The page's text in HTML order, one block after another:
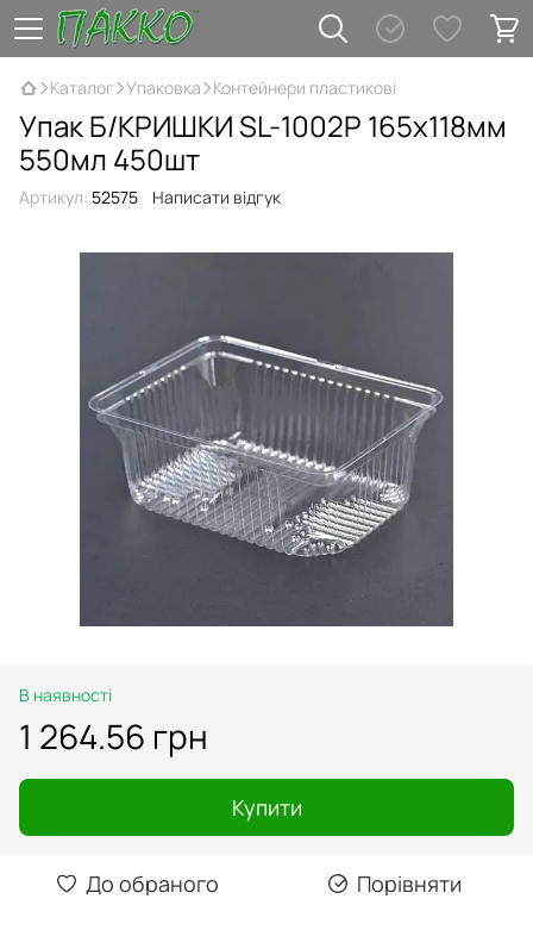
Каталог Упаковка Контейнери пластикові
Упак Б/КРИШКИ SL-1002Р 165х118мм
550мл 450шт
Артикул: 52575 Написати відгук
В наявності
1 264.56 грн
Купити
До обраного Порівняти